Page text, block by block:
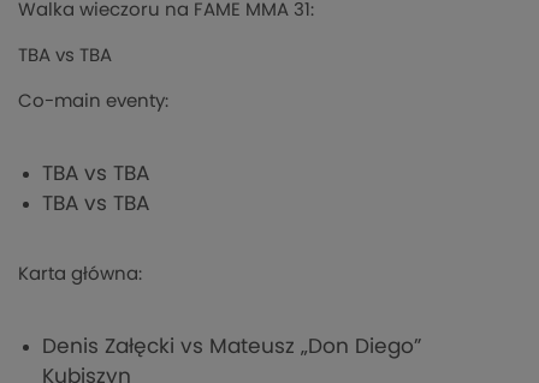
Walka wieczoru na FAME MMA 31:
TBA vs TBA
Co-main eventy:
TBA vs TBA
TBA vs TBA
Karta główna:
Denis Załęcki vs Mateusz „Don Diego”
Kubiszyn